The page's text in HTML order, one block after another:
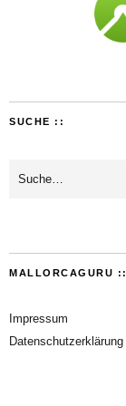
SUCHE ::
MALLORCAGURU ::
Impressum
Datenschutzerklärung